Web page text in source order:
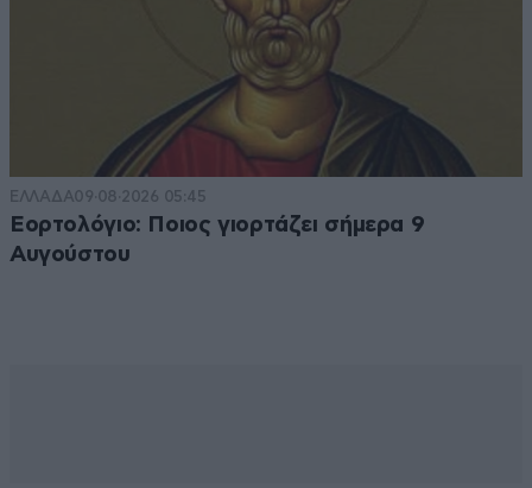
ΕΛΛΑΔΑ09·08·2026 05:45
Εορτολόγιο: Ποιος γιορτάζει σήμερα 9
Αυγούστου